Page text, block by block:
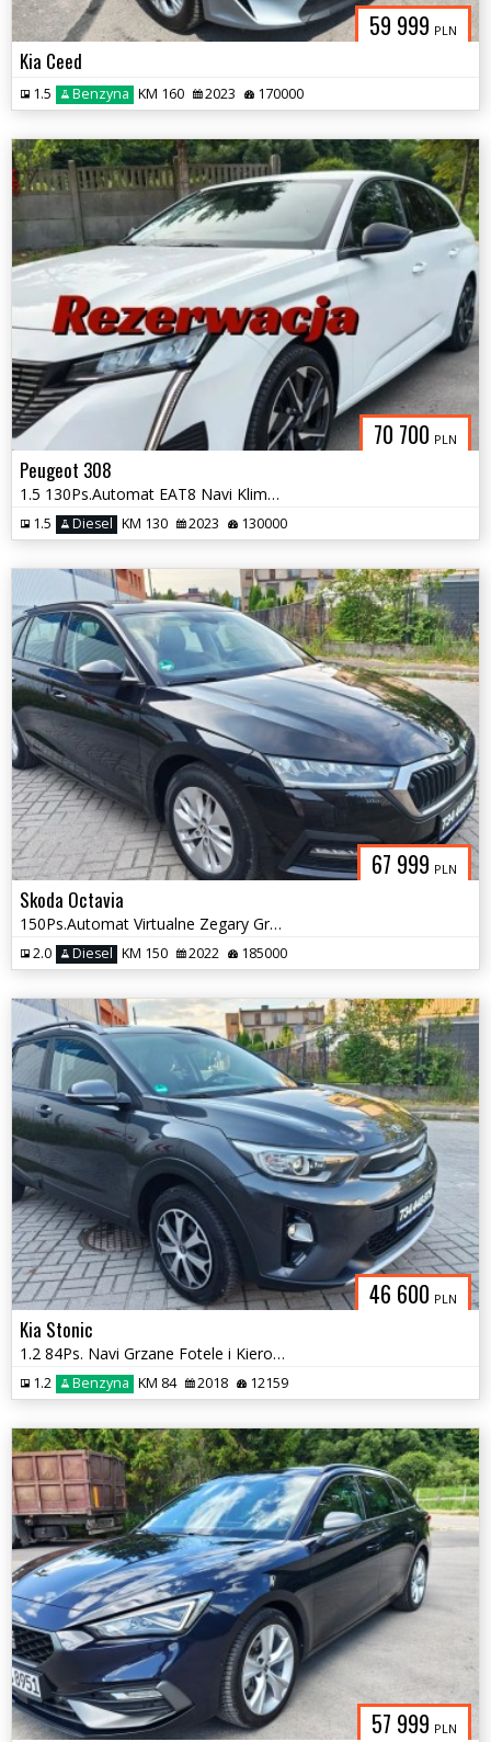
59 999 PLN
Kia Ceed
1.5 Benzyna KM 160 2023 170000
70 700 PLN
Peugeot 308
1.5 130Ps.Automat EAT8 Navi Klimatronic Grzane Fotele 2023
1.5 Diesel KM 130 2023 130000
67 999 PLN
Skoda Octavia
150Ps.Automat Virtualne Zegary GrzanaFotele Navi Serwis 2022
2.0 Diesel KM 150 2022 185000
46 600 PLN
Kia Stonic
1.2 84Ps. Navi Grzane Fotele i Kierownica 2018
1.2 Benzyna KM 84 2018 12159
57 999 PLN